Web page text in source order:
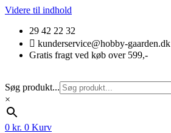
Videre til indhold
29 42 22 32
kunderservice@hobby-gaarden.dk
Gratis fragt ved køb over 599,-
Søg produkt...
×
0 kr. 0 Kurv